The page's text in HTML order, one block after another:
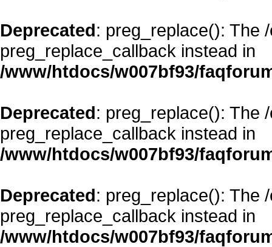
Deprecated: preg_replace(): The
preg_replace_callback instead in
/www/htdocs/w007bf93/
Deprecated: preg_replace(): The
preg_replace_callback instead in
/www/htdocs/w007bf93/
Deprecated: preg_replace(): The
preg_replace_callback instead in
/www/htdocs/w007bf93/